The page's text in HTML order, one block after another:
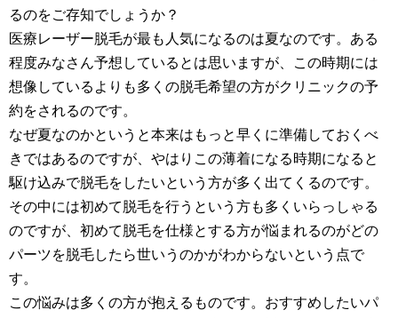
るのをご存知でしょうか？
医療レーザー脱毛が最も人気になるのは夏なのです。ある
程度みなさん予想しているとは思いますが、この時期には
想像しているよりも多くの脱毛希望の方がクリニックの予
約をされるのです。
なぜ夏なのかというと本来はもっと早くに準備しておくべ
きではあるのですが、やはりこの薄着になる時期になると
駆け込みで脱毛をしたいという方が多く出てくるのです。
その中には初めて脱毛を行うという方も多くいらっしゃる
のですが、初めて脱毛を仕様とする方が悩まれるのがどの
パーツを脱毛したら世いうのかがわからないという点で
す。
この悩みは多くの方が抱えるものです。おすすめしたいパ